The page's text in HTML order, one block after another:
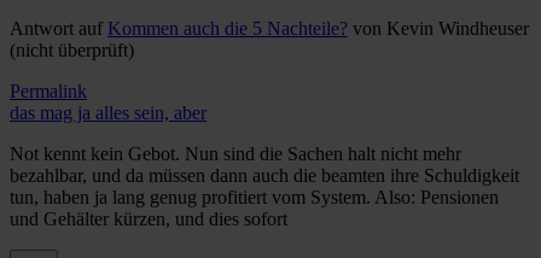
Antwort auf Kommen auch die 5 Nachteile? von Kevin Windheuser
(nicht überprüft)
Permalink
das mag ja alles sein, aber
Not kennt kein Gebot. Nun sind die Sachen halt nicht mehr
bezahlbar, und da müssen dann auch die beamten ihre Schuldigkeit
tun, haben ja lang genug profitiert vom System. Also: Pensionen
und Gehälter kürzen, und dies sofort